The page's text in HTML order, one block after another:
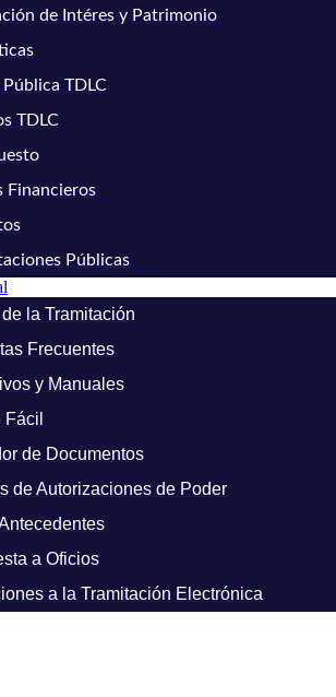
de Intéres y Patrimonio
TDLC
TDLC
Financieros
Públicas
la Tramitación
Frecuentes
y Manuales
Fácil
de Documentos
de Autorizaciones de Poder
a Oficios
a la Tramitación Electrónica